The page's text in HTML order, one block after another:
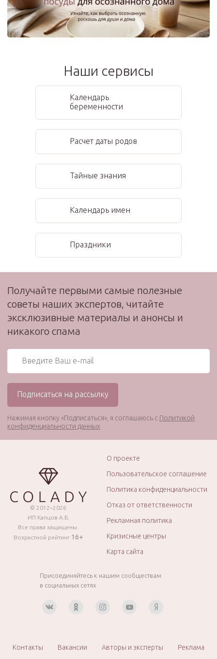
Наши сервисы
Календарь
беременности
Расчет даты родов
Тайные знания
Календарь имен
Праздники
Получайте первыми самые полезные
советы наших экспертов, читайте
эксклюзивные материалы и анонсы и
никакого спама
Нажимая кнопку «Подписаться», я соглашаюсь с Политикой
конфиденциальности данных
© 2012–2026
ИП Капцов А.Б.
Все права защищены.
Возрастной рейтинг 16+
О проекте
Пользовательское соглашение
Политика конфиденциальности
Отказ от ответственности
Рекламная политика
Кризисные центры
Карта сайта
Присоединяйтесь к нашим сообществам
в социальных сетях
Контакты Вакансии Авторы и эксперты Реклама